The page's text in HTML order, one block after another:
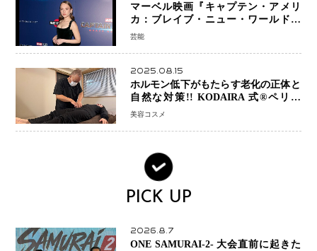
マーベル映画『キャプテン・アメリ
カ：ブレイブ・ニュー・ワールド』
新ブラック・ウィドウ役のシラ・ハー
芸能
2025.08.15
ホルモン低下がもたらす老化の正体と
自然な対策!! KODAIRA 式®ペリネ
（骨盤底筋）ケア
美容コスメ
PICK UP
2026.8.7
ONE SAMURAI-2- 大会直前に起きた